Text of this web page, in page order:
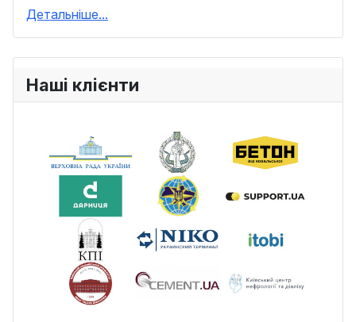
Детальніше...
Наші клієнти